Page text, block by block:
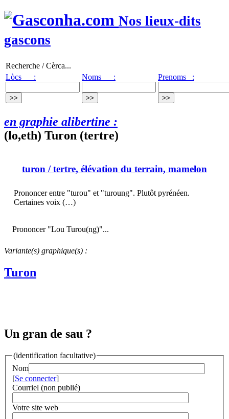
Nos lieux-dits
gascons
Recherche / Cèrca...
Lòcs :
Noms : Prenoms :
en graphie alibertine :
(lo,eth) Turon (tertre)
turon / tertre, élévation du terrain, mamelon
Prononcer entre "turou" et "turoung". Plutôt pyrénéen.
Certaines voix (…)
Prononcer "Lou Turou(ng)"...
Variante(s) graphique(s) :
Turon
Un gran de sau ?
(identification facultative)
Nom
[Se connecter]
Courriel (non publié)
Votre site web